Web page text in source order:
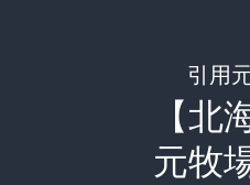
引用
【
元牧